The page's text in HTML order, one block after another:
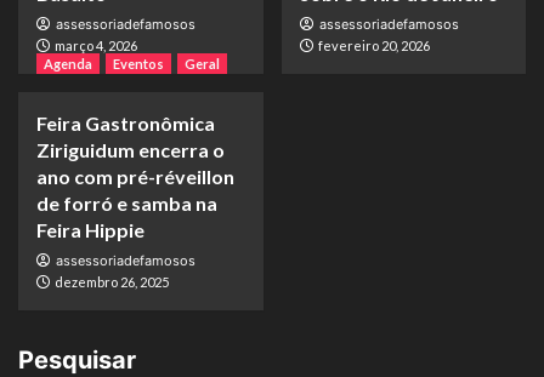
assessoriadefamosos
março 4, 2026
assessoriadefamosos
fevereiro 20, 2026
Agenda
Eventos Geral
Feira Gastronômica
Ziriguidum encerra o
ano com pré-réveillon
de forró e samba na
Feira Hippie
assessoriadefamosos
dezembro 26, 2025
Pesquisar